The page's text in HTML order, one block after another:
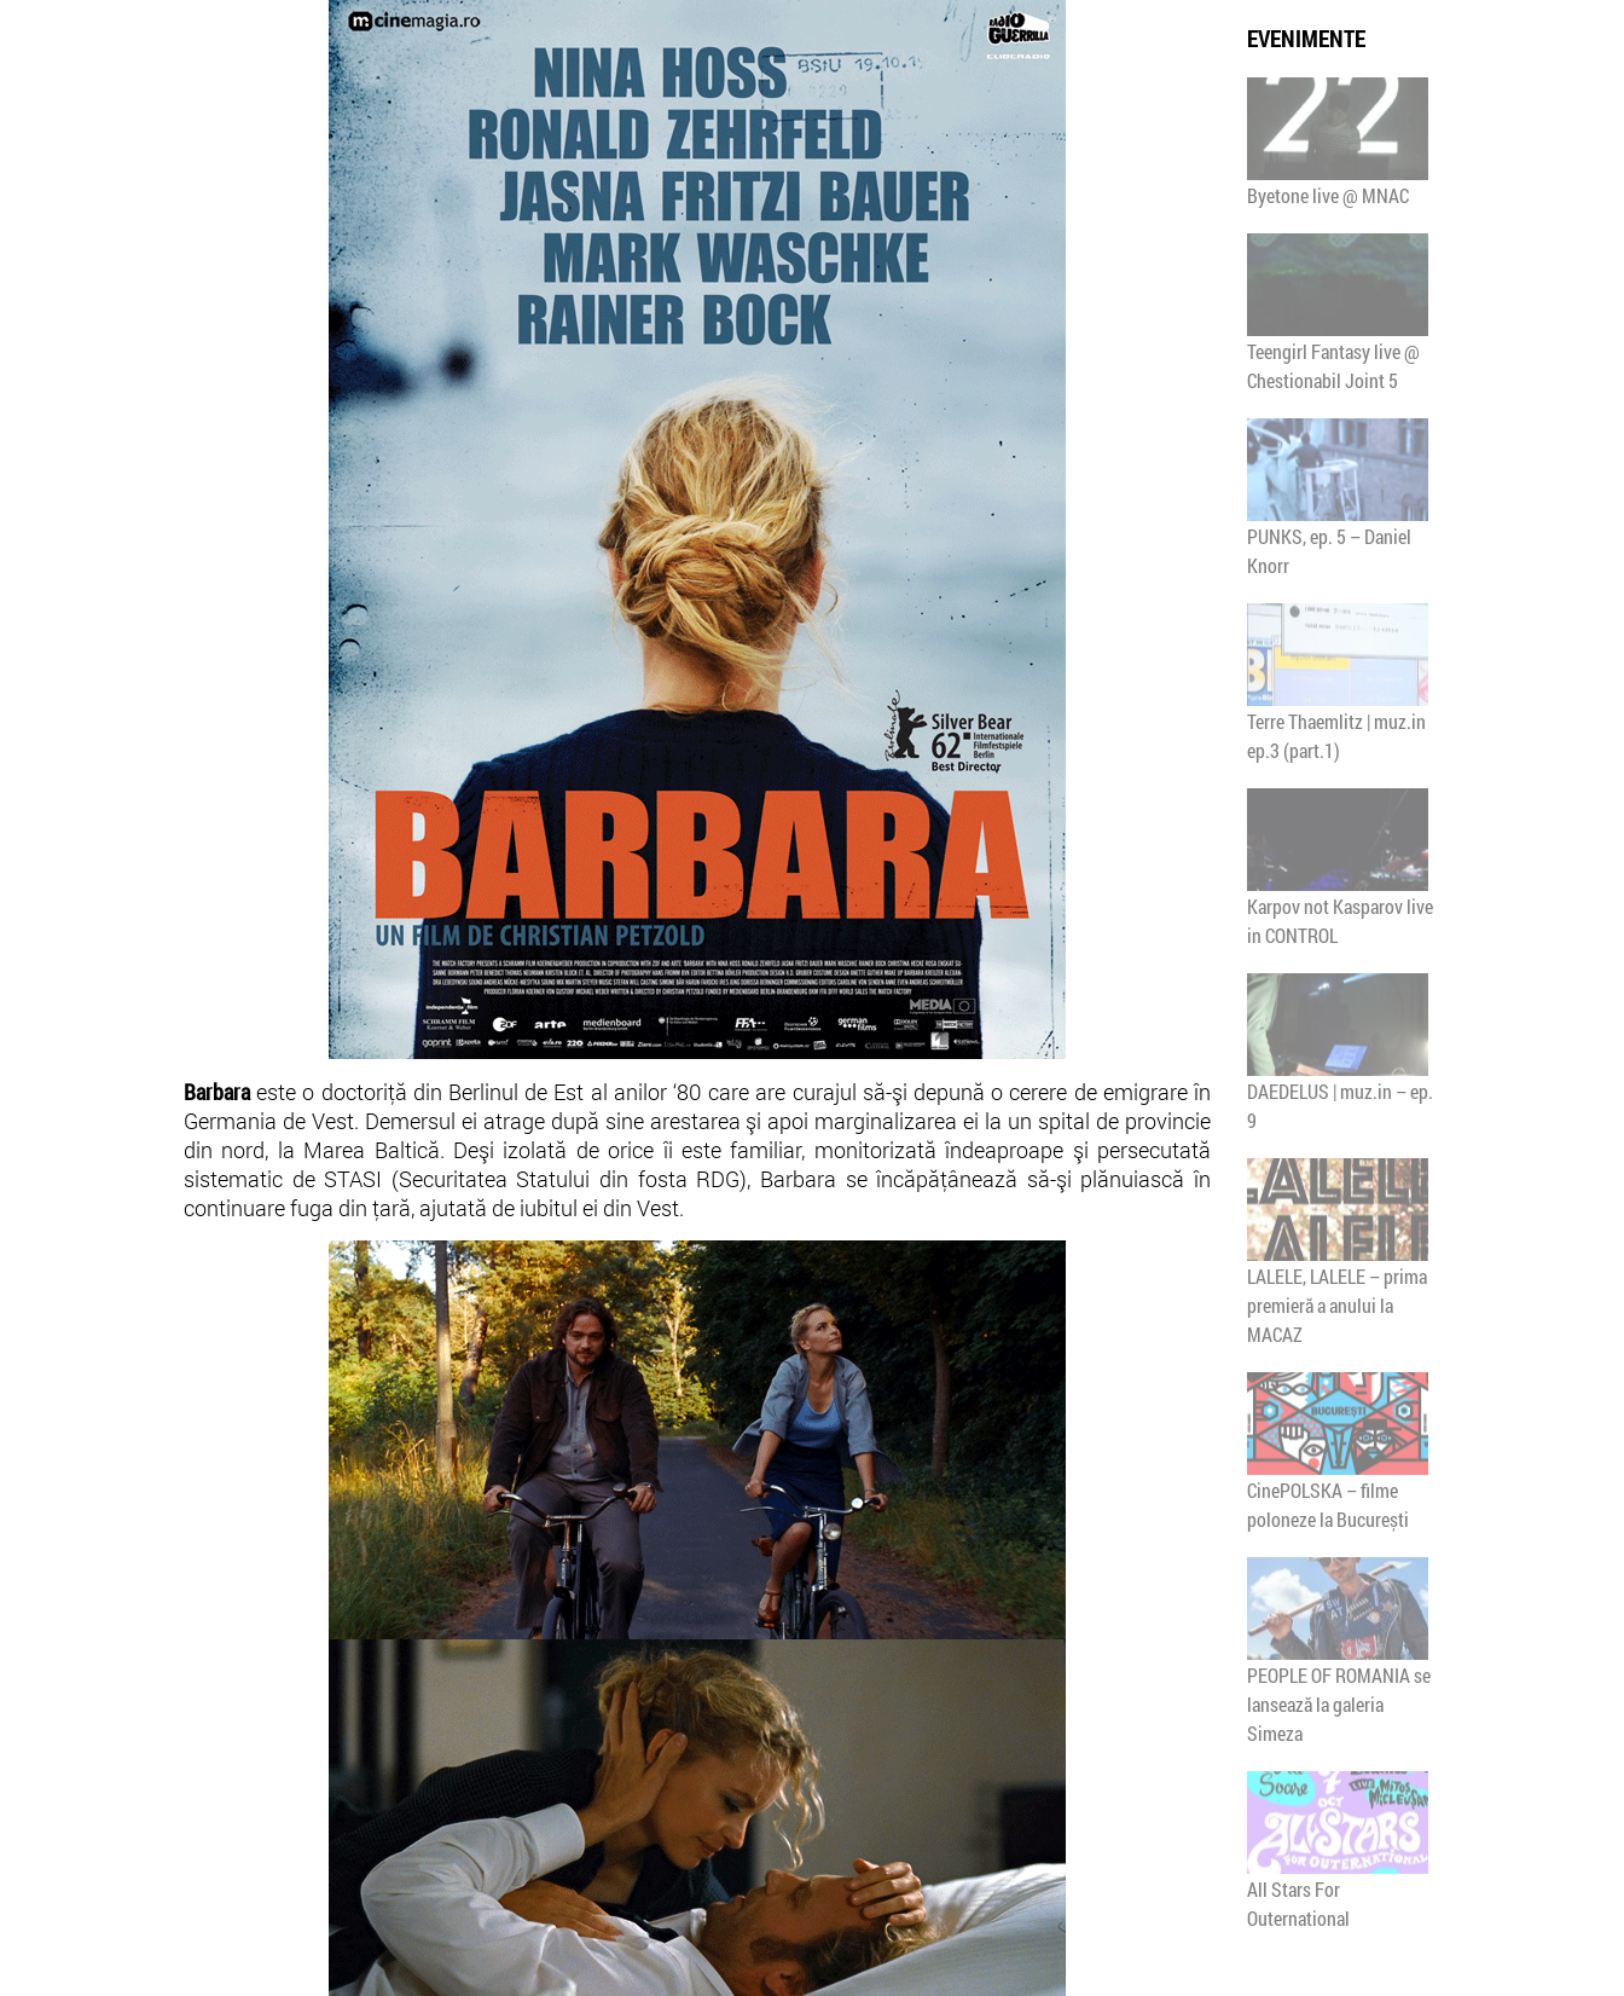
Barbaraeste o doctoriţă din Berlinul de Est al anilor ‘80 care are curajul să-şi depună o cerere de emigrare în
Germania de Vest. Demersul ei atrage după sine arestarea şi apoi marginalizarea ei la un spital de provincie
din nord, la Marea Baltică. Deşi izolată de orice îi este familiar, monitorizată îndeaproape şi persecutată
sistematic de STASI (Securitatea Statului din fosta RDG), Barbara se încăpăţânează să-şi plănuiască în
continuare fuga din ţară, ajutată de iubitul ei din Vest.
EVENIMENTE
Byetone live @ MNAC
Teengirl Fantasy live @
Chestionabil Joint 5
PUNKS, ep. 5 – Daniel
Knorr
Terre Thaemlitz | muz.in
ep.3 (part.1)
Karpov not Kasparov live
in CONTROL
DAEDELUS | muz.in – ep.
9
LALELE, LALELE – prima
premieră a anului la
MACAZ
CinePOLSKA – filme
poloneze la București
PEOPLE OF ROMANIA se
lansează la galeria
Simeza
All Stars For
Outernational